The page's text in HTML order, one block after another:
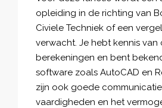
opleiding in de richting van
Civiele Techniek of een
verwacht. Je hebt kennis
berekeningen en bent
software zoals AutoCAD en
zijn ook goede
vaardigheden en het